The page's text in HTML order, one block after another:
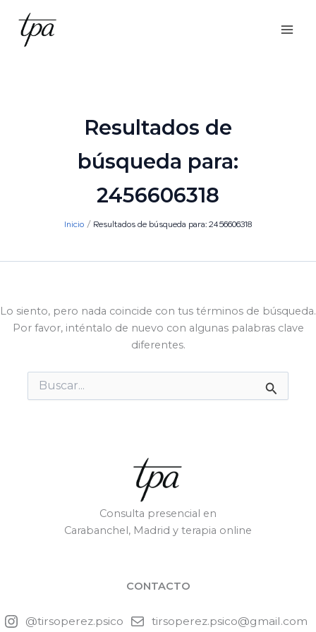
contenido
Resultados de
búsqueda para:
2456606318
Inicio Resultados de búsqueda para: 2456606318
Lo siento, pero nada coincide con tus términos de búsqueda.
Por favor, inténtalo de nuevo con algunas palabras clave
diferentes.
Buscar
por:
Consulta presencial en
Carabanchel, Madrid y terapia online
CONTACTO
@tirsoperez.psico tirsoperez.psico@gmail.com